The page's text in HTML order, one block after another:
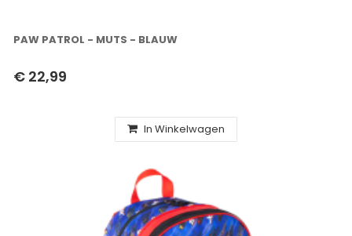
PAW PATROL - MUTS - BLAUW
€ 22,99
In Winkelwagen